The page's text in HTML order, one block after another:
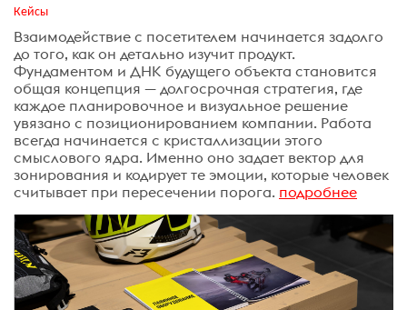
Кейсы
Взаимодействие с посетителем начинается задолго
до того, как он детально изучит продукт.
Фундаментом и ДНК будущего объекта становится
общая концепция — долгосрочная стратегия, где
каждое планировочное и визуальное решение
увязано с позиционированием компании. Работа
всегда начинается с кристаллизации этого
смыслового ядра. Именно оно задает вектор для
зонирования и кодирует те эмоции, которые человек
считывает при пересечении порога. подробнее